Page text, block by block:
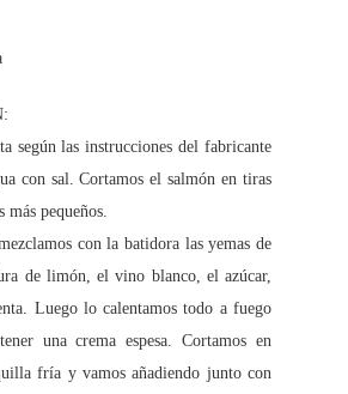
según las instrucciones del fabricante
con sal. Cortamos el salmón en tiras
pequeños.
con la batidora las yemas de
de limón, el vino blanco, el azúcar,
Luego lo calentamos todo a fuego
una crema espesa. Cortamos en
fría y vamos añadiendo junto con